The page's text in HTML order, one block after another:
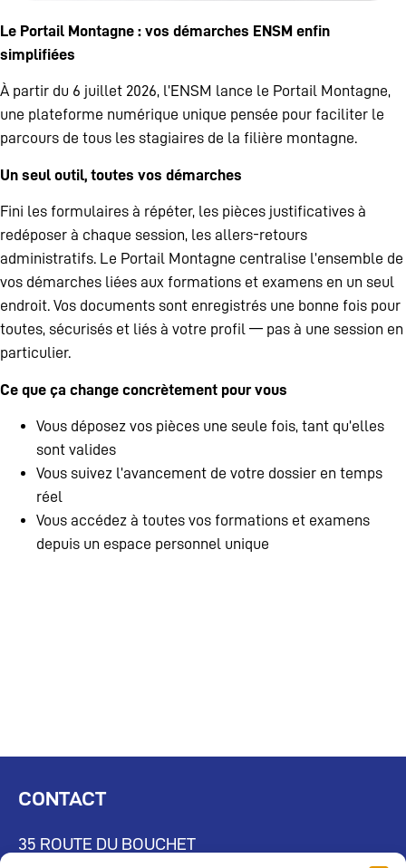
Le Portail Montagne : vos démarches ENSM enfin
simplifiées
À partir du 6 juillet 2026, l’ENSM lance le Portail Montagne,
une plateforme numérique unique pensée pour faciliter le
parcours de tous les stagiaires de la filière montagne.
Un seul outil, toutes vos démarches
Fini les formulaires à répéter, les pièces justificatives à
redéposer à chaque session, les allers-retours
administratifs. Le Portail Montagne centralise l’ensemble de
vos démarches liées aux formations et examens en un seul
endroit. Vos documents sont enregistrés une bonne fois pour
toutes, sécurisés et liés à votre profil — pas à une session en
particulier.
Ce que ça change concrètement pour vous
Vous déposez vos pièces une seule fois, tant qu’elles
sont valides
Vous suivez l’avancement de votre dossier en temps
réel
Vous accédez à toutes vos formations et examens
depuis un espace personnel unique
CONTACT
35 ROUTE DU BOUCHET